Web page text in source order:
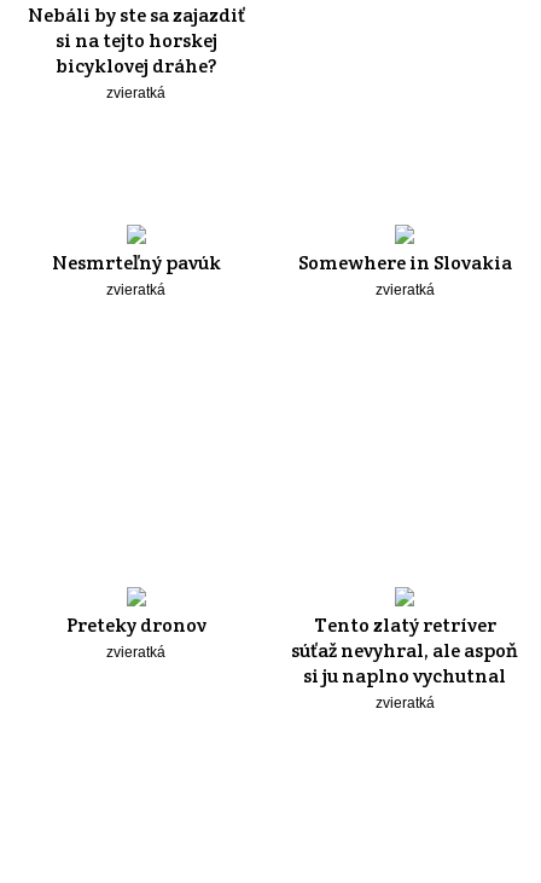
Nebáli by ste sa zajazdiť
si na tejto horskej
bicyklovej dráhe?
zvieratká
Nesmrteľný pavúk
zvieratká
Somewhere in Slovakia
zvieratká
Preteky dronov
zvieratká
Tento zlatý retríver
súťaž nevyhral, ale aspoň
si ju naplno vychutnal
zvieratká